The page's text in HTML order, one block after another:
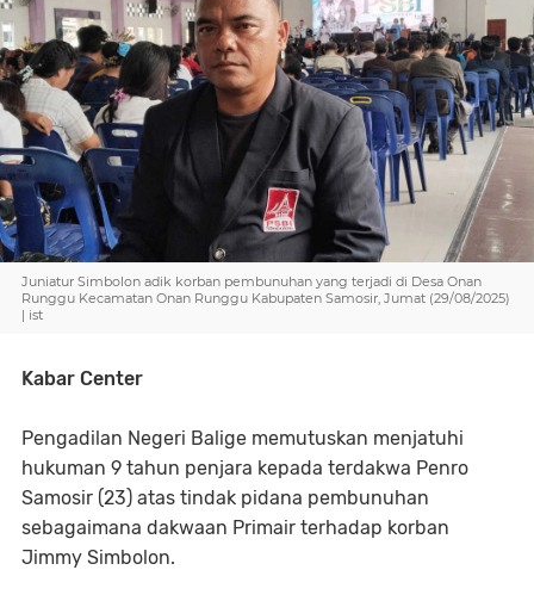
Juniatur Simbolon adik korban pembunuhan yang terjadi di Desa Onan
Runggu Kecamatan Onan Runggu Kabupaten Samosir, Jumat (29/08/2025)
| ist
Kabar Center
Pengadilan Negeri Balige memutuskan menjatuhi
hukuman 9 tahun penjara kepada terdakwa Penro
Samosir (23) atas tindak pidana pembunuhan
sebagaimana dakwaan Primair terhadap korban
Jimmy Simbolon.